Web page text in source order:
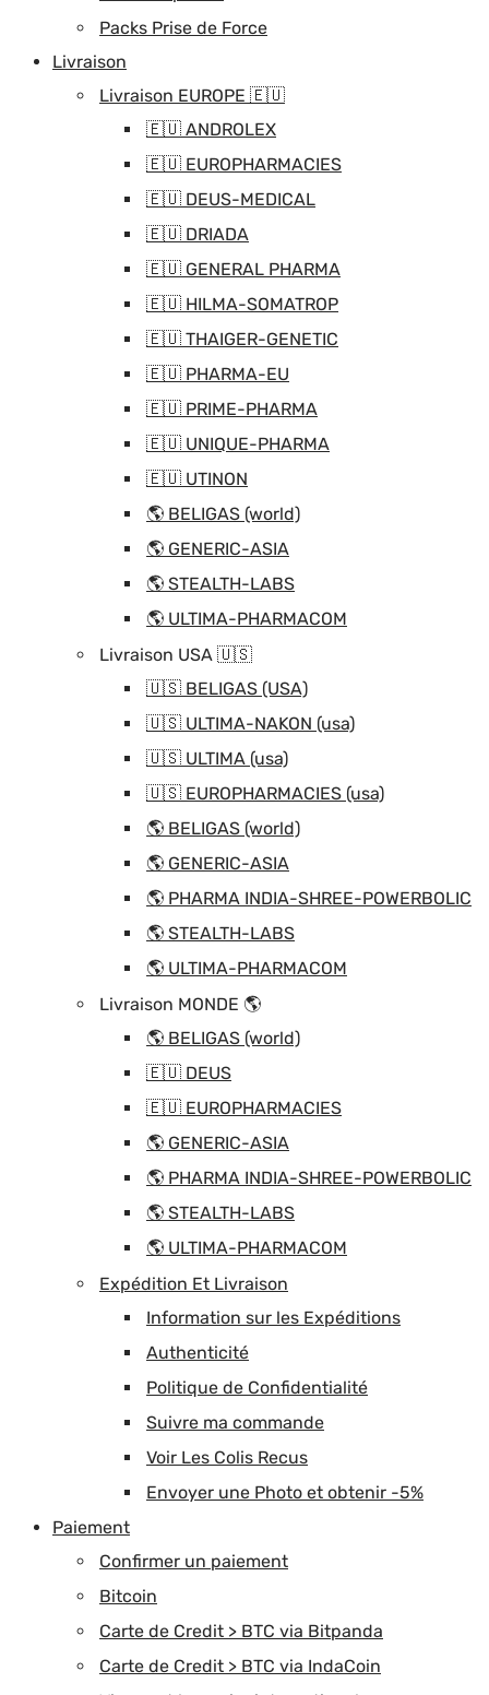
Packs Prise de Force
Livraison
Livraison EUROPE 🇪🇺
🇪🇺 ANDROLEX
🇪🇺 EUROPHARMACIES
🇪🇺 DEUS-MEDICAL
🇪🇺 DRIADA
🇪🇺 GENERAL PHARMA
🇪🇺 HILMA-SOMATROP
🇪🇺 THAIGER-GENETIC
🇪🇺 PHARMA-EU
🇪🇺 PRIME-PHARMA
🇪🇺 UNIQUE-PHARMA
🇪🇺 UTINON
🌎 BELIGAS (world)
🌎 GENERIC-ASIA
🌎 STEALTH-LABS
🌎 ULTIMA-PHARMACOM
Livraison USA 🇺🇸
🇺🇸 BELIGAS (USA)
🇺🇸 ULTIMA-NAKON (usa)
🇺🇸 ULTIMA (usa)
🇺🇸 EUROPHARMACIES (usa)
🌎 BELIGAS (world)
🌎 GENERIC-ASIA
🌎 PHARMA INDIA-SHREE-POWERBOLIC
🌎 STEALTH-LABS
🌎 ULTIMA-PHARMACOM
Livraison MONDE 🌎
🌎 BELIGAS (world)
🇪🇺 DEUS
🇪🇺 EUROPHARMACIES
🌎 GENERIC-ASIA
🌎 PHARMA INDIA-SHREE-POWERBOLIC
🌎 STEALTH-LABS
🌎 ULTIMA-PHARMACOM
Expédition Et Livraison
Information sur les Expéditions
Authenticité
Politique de Confidentialité
Suivre ma commande
Voir Les Colis Recus
Envoyer une Photo et obtenir -5%
Paiement
Confirmer un paiement
Bitcoin
Carte de Credit > BTC via Bitpanda
Carte de Credit > BTC via IndaCoin